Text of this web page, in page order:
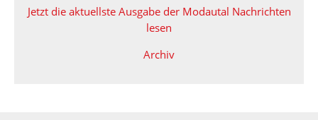
Jetzt die aktuellste Ausgabe der Modautal Nachrichten
lesen
Archiv